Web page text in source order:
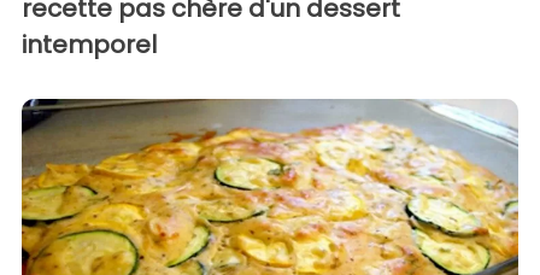
recette pas chère d'un dessert
intemporel